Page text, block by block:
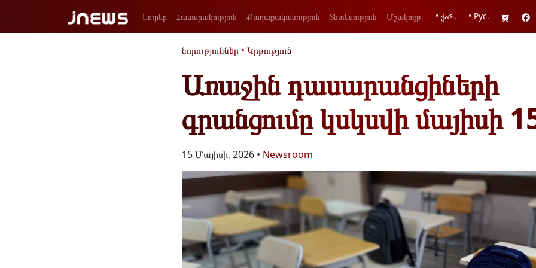
Լուրեր Հասարակություն Քաղաքականություն Տնտեսություն Մշակույթ • ქარ. • Рус.
նորություններ • Կրթություն
Առաջին դասարանցիների
գրանցումը կսկսվի մայիսի
15 Մայիսի, 2026 • Newsroom